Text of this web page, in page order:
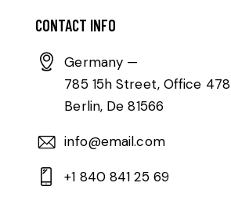
CONTACT INFO
Germany —
785 15h Street, Office 478
Berlin, De 81566
info@email.com
+1 840 841 25 69